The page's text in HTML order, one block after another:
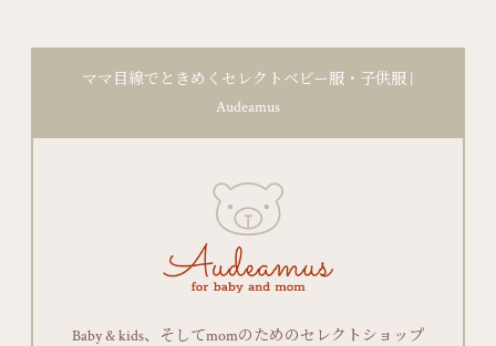
ママ目線でときめくセレクトベビー服・子供服 |
Audeamus
Baby & kids、そしてmomのためのセレクトショップ